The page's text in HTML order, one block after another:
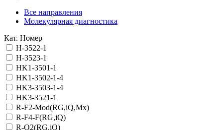
Все направления
Молекулярная диагностика
Кат. Номер
H-3522-1
H-3523-1
HK1-3501-1
HK1-3502-1-4
HK3-3503-1-4
HK3-3521-1
R-F2-Mod(RG,iQ,Mx)
R-F4-F(RG,iQ)
R-O2(RG,iQ)